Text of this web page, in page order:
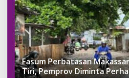
Fasum Perbatasan
Tiri, Pemprov Diminta